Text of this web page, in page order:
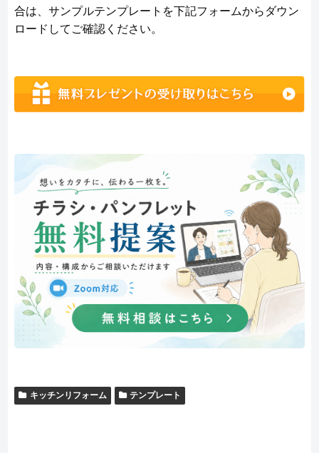
合は、サンプルテンプレートを下記フォームからダウン
ロードしてご確認ください。
キッチンリフォーム テンプレート